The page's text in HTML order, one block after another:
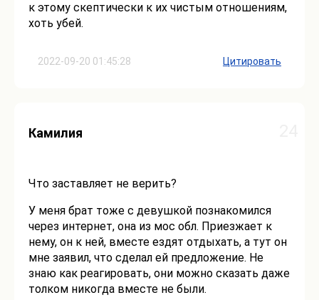
2022-09-20 01:45:28
к этому скептически к их чистым отношениям,
хоть убей.
Цитировать
Камилия
Что заставляет не верить?
У меня брат тоже с девушкой познакомился
через интернет, она из мос обл. Приезжает к
нему, он к ней, вместе ездят отдыхать, а тут он
мне заявил, что сделал ей предложение. Не
знаю как реагировать, они можно сказать даже
толком никогда вместе не были.